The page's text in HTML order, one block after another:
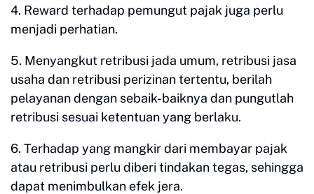
4. Reward terhadap pemungut pajak juga perlu
menjadi perhatian.
5. Menyangkut retribusi jada umum, retribusi jasa
usaha dan retribusi perizinan tertentu, berilah
pelayanan dengan sebaik-baiknya dan pungutlah
retribusi sesuai ketentuan yang berlaku.
6. Terhadap yang mangkir dari membayar pajak
atau retribusi perlu diberi tindakan tegas, sehingga
dapat menimbulkan efek jera.